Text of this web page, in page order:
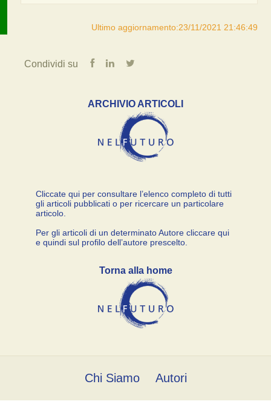
Ultimo aggiornamento:23/11/2021 21:46:49
Condividi su
ARCHIVIO ARTICOLI
Cliccate qui per consultare l’elenco completo di tutti
gli articoli pubblicati o per ricercare un particolare
articolo.
Per gli articoli di un determinato Autore cliccare qui
e quindi sul profilo dell’autore prescelto.
Torna alla home
Chi Siamo Autori